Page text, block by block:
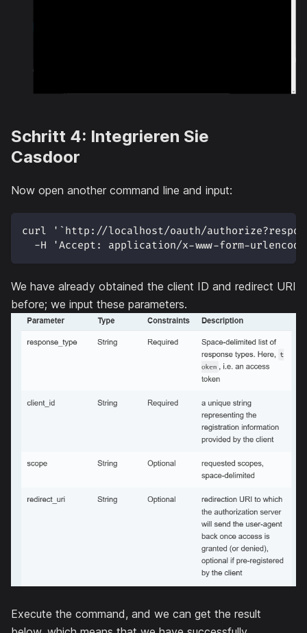
Schritt 4: Integrieren Sie
Casdoor
Now open another command line and input:
curl '`http://localhost/oauth/
-H 'Accept: application/x-www-form-
We have already obtained the client ID and redirect URI
before; we input these parameters.
Execute the command, and we can get the result